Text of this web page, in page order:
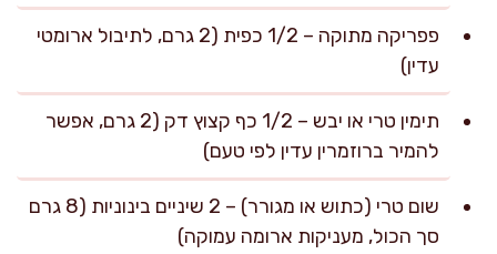
פפריקה מתוקה – 1/2 כפית (2 גרם, לתיבול ארומטי
עדין)
תימין טרי או יבש – 1/2 כף קצוץ דק (2 גרם, אפשר
להמיר ברוזמרין עדין לפי טעם)
שום טרי (כתוש או מגורר) – 2 שיניים בינוניות (8 גרם
סך הכול, מעניקות ארומה עמוקה)